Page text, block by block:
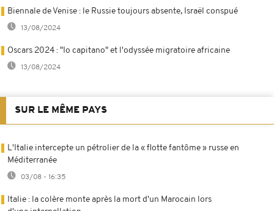
Biennale de Venise : le Russie toujours absente, Israël conspué
13/08/2024
Oscars 2024 : "Io capitano" et l'odyssée migratoire africaine
13/08/2024
SUR LE MÊME PAYS
L'Italie intercepte un pétrolier de la « flotte fantôme » russe en
Méditerranée
03/08 - 16:35
Italie : la colère monte après la mort d'un Marocain lors